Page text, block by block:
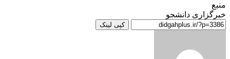
منبع
خبرگزاری دانشجو
کپی لینک